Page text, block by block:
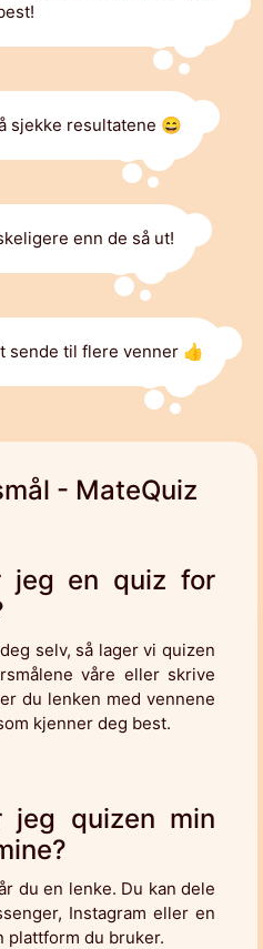
sjekke resultatene 😄
enn de så ut!
sende til flere venner 👍
- MateQuiz
jeg en quiz for
selv, så lager vi quizen
våre eller skrive
du lenken med vennene
kjenner deg best.
jeg quizen min
du en lenke. Du kan dele
Instagram eller en
plattform du bruker.